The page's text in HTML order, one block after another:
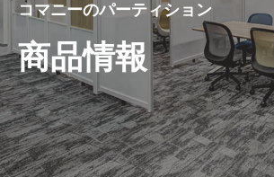
コマニーのパーティション
商品情報